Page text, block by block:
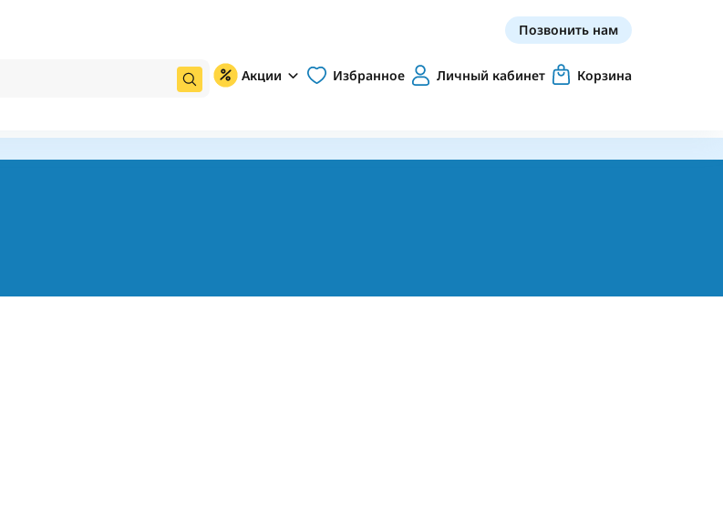
Позвонить нам
Акции Избранное Личный кабинет Корзина